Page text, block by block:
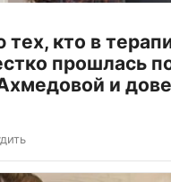
тех, кто в
прошлась
и